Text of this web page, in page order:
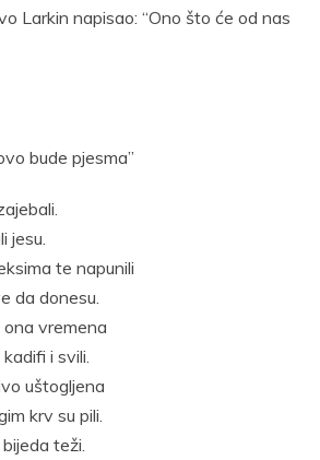
Larkin napisao: “Ono što će od nas
bude pjesma”
jesu.
te napunili
da donesu.
ona vremena
i svili.
uštogljena
krv su pili.
teži.